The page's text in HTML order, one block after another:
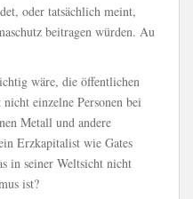
oder tatsächlich meint,
beitragen würden. Au
wäre, die öffentlichen
einzelne Personen bei
Metall und andere
Erzkapitalist wie Gates
in seiner Weltsicht nicht
ist?